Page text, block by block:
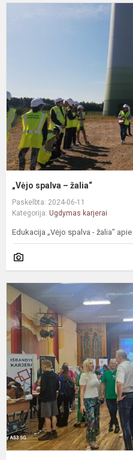
„Vėjo spalva – žalia“
Paskelbta: 2024-06-11
Kategorija: Ugdymas karjerai
Edukacija „Vėjo spalva - žalia"